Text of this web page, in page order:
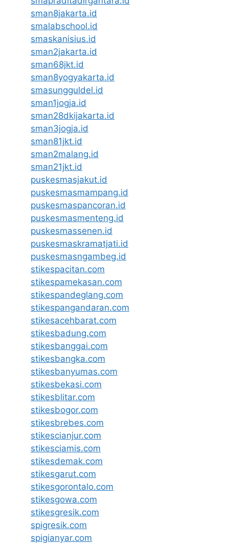
sman8jakarta.id
smalabschool.id
smaskanisius.id
sman2jakarta.id
sman68jkt.id
sman8yogyakarta.id
smasungguldel.id
sman1jogja.id
sman28dkijakarta.id
sman3jogja.id
sman81jkt.id
sman2malang.id
sman21jkt.id
puskesmasjakut.id
puskesmasmampang.id
puskesmaspancoran.id
puskesmasmenteng.id
puskesmassenen.id
puskesmaskramatjati.id
puskesmasngambeg.id
stikespacitan.com
stikespamekasan.com
stikespandeglang.com
stikespangandaran.com
stikesacehbarat.com
stikesbadung.com
stikesbanggai.com
stikesbangka.com
stikesbanyumas.com
stikesbekasi.com
stikesblitar.com
stikesbogor.com
stikesbrebes.com
stikescianjur.com
stikesciamis.com
stikesdemak.com
stikesgarut.com
stikesgorontalo.com
stikesgowa.com
stikesgresik.com
spigresik.com
spigianyar.com